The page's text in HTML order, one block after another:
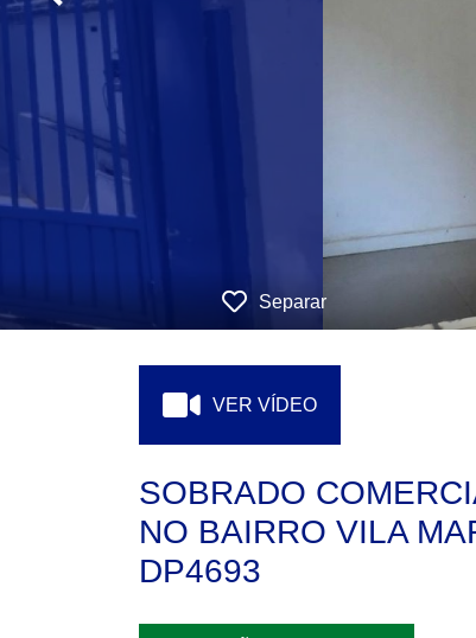
Separar
VER VÍDEO
SOBRADO
NO BAIRRO VILA
DP4693